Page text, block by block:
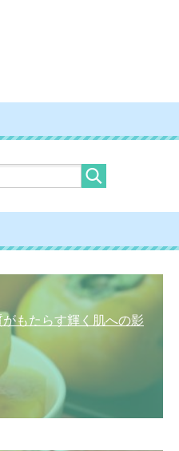
もたらす輝く肌への影